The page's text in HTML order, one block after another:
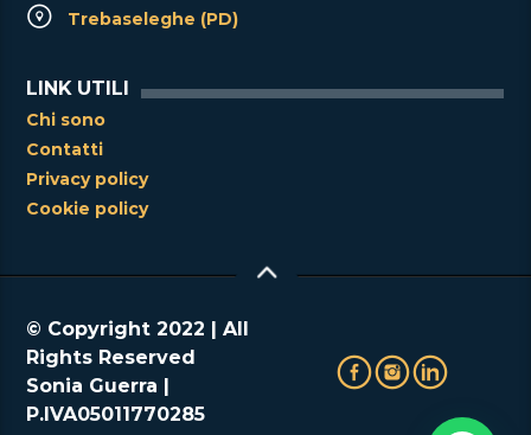
Trebaseleghe (PD)
LINK UTILI
Chi sono
Contatti
Privacy policy
Cookie policy
© Copyright 2022 | All
Rights Reserved
Sonia Guerra |
P.IVA05011770285